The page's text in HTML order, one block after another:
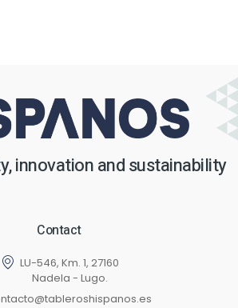
innovation and sustainability
Contact
LU-546, Km. 1, 27160
Nadela - Lugo.